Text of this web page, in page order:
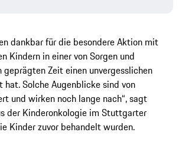
dankbar für die besondere Aktion mit
Kindern in einer von Sorgen und
geprägten Zeit einen unvergesslichen
hat. Solche Augenblicke sind von
und wirken noch lange nach“, sagt
der Kinderonkologie im Stuttgarter
Kinder zuvor behandelt wurden.